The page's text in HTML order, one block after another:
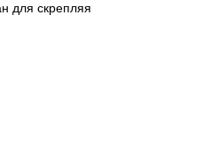
для скрепляя